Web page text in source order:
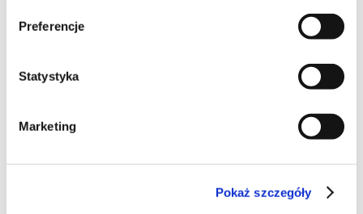
Preferencje
Statystyka
Marketing
Pokaż szczegóły
Moje ulubione